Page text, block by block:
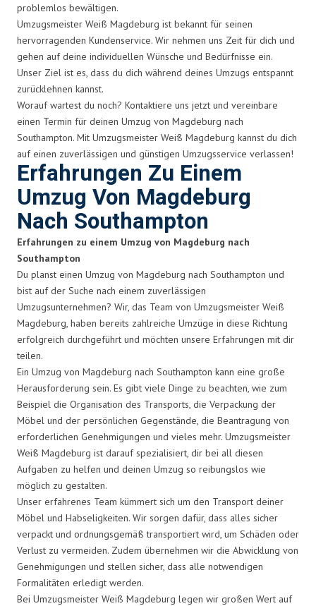
problemlos bewältigen.
Umzugsmeister Weiß Magdeburg ist bekannt für seinen
hervorragenden Kundenservice. Wir nehmen uns Zeit für dich und
gehen auf deine individuellen Wünsche und Bedürfnisse ein.
Unser Ziel ist es, dass du dich während deines Umzugs entspannt
zurücklehnen kannst.
Worauf wartest du noch? Kontaktiere uns jetzt und vereinbare
einen Termin für deinen Umzug von Magdeburg nach
Southampton. Mit Umzugsmeister Weiß Magdeburg kannst du dich
auf einen zuverlässigen und günstigen Umzugsservice verlassen!
Erfahrungen Zu Einem
Umzug Von Magdeburg
Nach Southampton
Erfahrungen zu einem Umzug von Magdeburg nach
Southampton
Du planst einen Umzug von Magdeburg nach Southampton und
bist auf der Suche nach einem zuverlässigen
Umzugsunternehmen? Wir, das Team von Umzugsmeister Weiß
Magdeburg, haben bereits zahlreiche Umzüge in diese Richtung
erfolgreich durchgeführt und möchten unsere Erfahrungen mit dir
teilen.
Ein Umzug von Magdeburg nach Southampton kann eine große
Herausforderung sein. Es gibt viele Dinge zu beachten, wie zum
Beispiel die Organisation des Transports, die Verpackung der
Möbel und der persönlichen Gegenstände, die Beantragung von
erforderlichen Genehmigungen und vieles mehr. Umzugsmeister
Weiß Magdeburg ist darauf spezialisiert, dir bei all diesen
Aufgaben zu helfen und deinen Umzug so reibungslos wie
möglich zu gestalten.
Unser erfahrenes Team kümmert sich um den Transport deiner
Möbel und Habseligkeiten. Wir sorgen dafür, dass alles sicher
verpackt und ordnungsgemäß transportiert wird, um Schäden oder
Verlust zu vermeiden. Zudem übernehmen wir die Abwicklung von
Genehmigungen und stellen sicher, dass alle notwendigen
Formalitäten erledigt werden.
Bei Umzugsmeister Weiß Magdeburg legen wir großen Wert auf